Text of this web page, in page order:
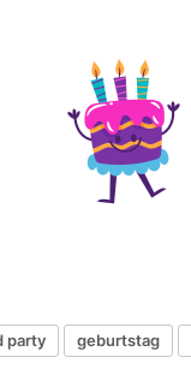
party geburtstag